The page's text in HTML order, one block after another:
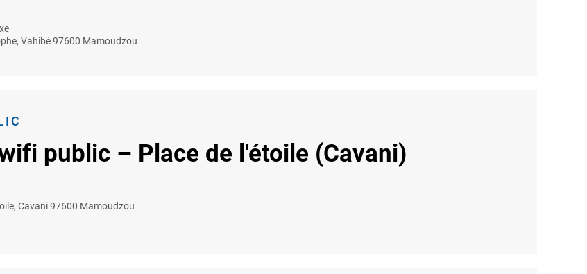
Vahibé 97600 Mamoudzou
public – Place de l'étoile (Cavani)
Cavani 97600 Mamoudzou